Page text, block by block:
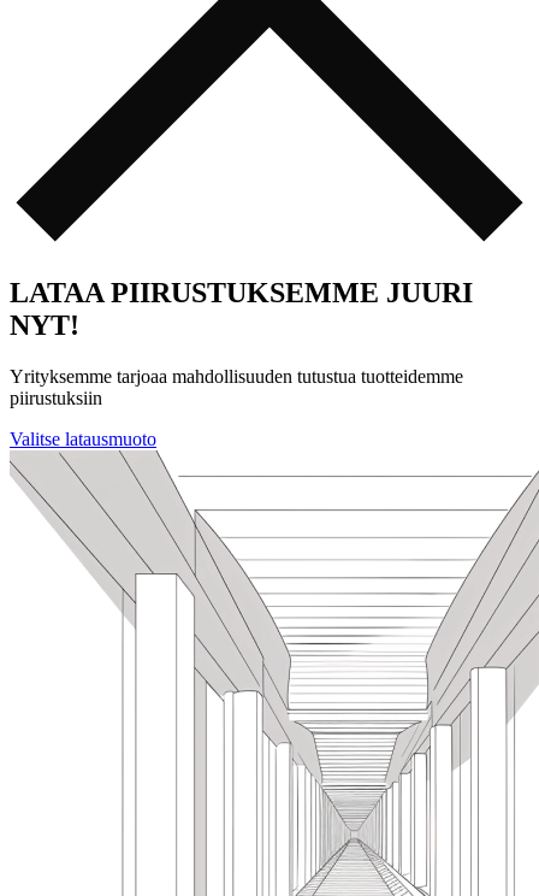
LATAA PIIRUSTUKSEMME JUURI
NYT!
Yrityksemme tarjoaa mahdollisuuden tutustua tuotteidemme
piirustuksiin️
Valitse latausmuoto